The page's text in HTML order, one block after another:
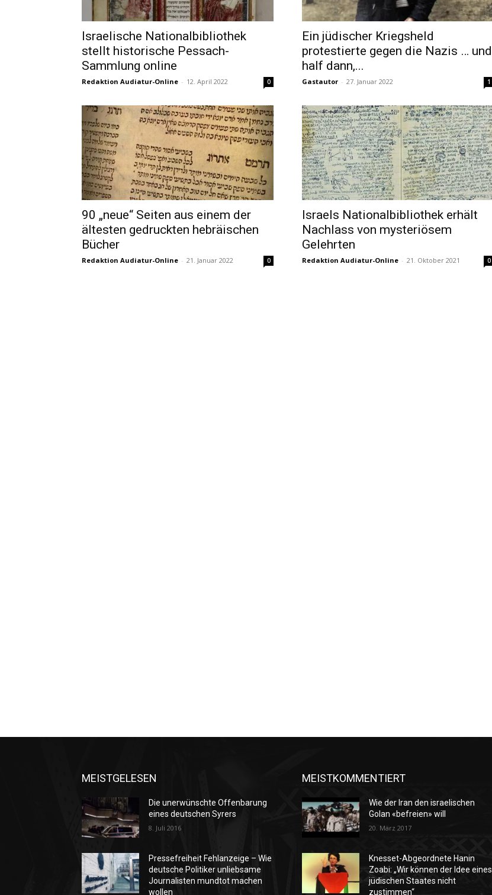
Israelische Nationalbibliothek
stellt historische Pessach-
Sammlung online
Redaktion Audiatur-Online - 12. April 2022 0
Ein jüdischer Kriegsheld
protestierte gegen die Nazis … und
half dann,...
Gastautor - 27. Januar 2022 1
90 „neue“ Seiten aus einem der
ältesten gedruckten hebräischen
Bücher
Redaktion Audiatur-Online - 21. Januar 2022 0
Israels Nationalbibliothek erhält
Nachlass von mysteriösem
Gelehrten
Redaktion Audiatur-Online - 21. Oktober 2021 0
MEISTGELESEN
Die unerwünschte Offenbarung
eines deutschen Syrers
8. Juli 2016
Pressefreiheit Fehlanzeige – Wie
deutsche Politiker unliebsame
Journalisten mundtot machen
wollen
MEISTKOMMENTIERT
Wie der Iran den israelischen
Golan «befreien» will
20. März 2017
Knesset-Abgeordnete Hanin
Zoabi: „Wir können der Idee eines
jüdischen Staates nicht
zustimmen“